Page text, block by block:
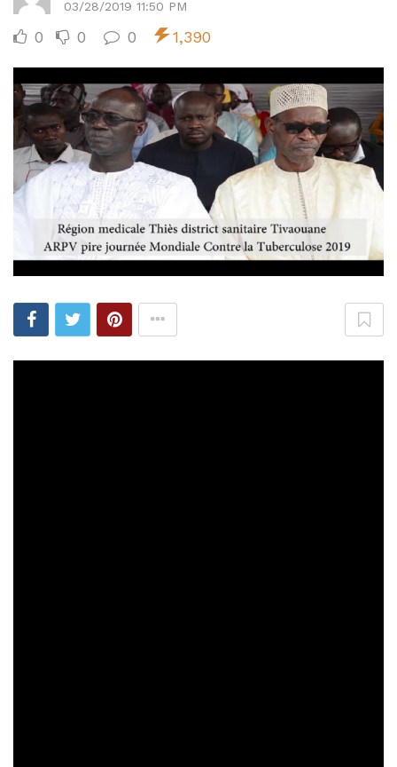
03/28/2019 11:50 PM
0 0 0 1,390